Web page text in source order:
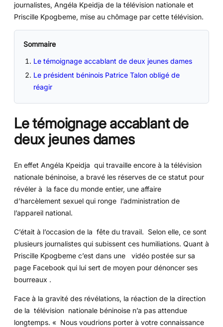
journalistes, Angéla Kpeidja de la télévision nationale et
Priscille Kpogbeme, mise au chômage par cette télévision.
Sommaire
Le témoignage accablant de deux jeunes dames
Le président béninois Patrice Talon obligé de
réagir
Le témoignage accablant de
deux jeunes dames
En effet Angéla Kpeidja qui travaille encore à la télévision
nationale béninoise, a bravé les réserves de ce statut pour
révéler à la face du monde entier, une affaire
d’harcèlement sexuel qui ronge l’administration de
l’appareil national.
C’était à l’occasion de la fête du travail. Selon elle, ce sont
plusieurs journalistes qui subissent ces humiliations. Quant à
Priscille Kpogbeme c’est dans une vidéo postée sur sa
page Facebook qui lui sert de moyen pour dénoncer ses
bourreaux .
Face à la gravité des révélations, la réaction de la direction
de la télévision nationale béninoise n’a pas attendue
longtemps. « Nous voudrions porter à votre connaissance